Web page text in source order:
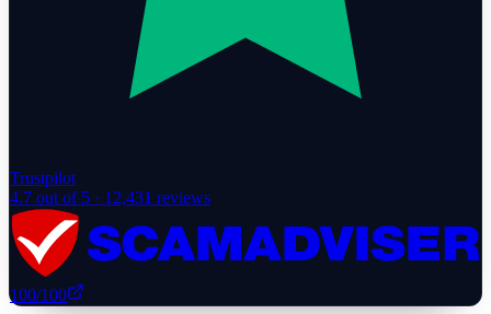
Trustpilot
4.7 out of 5 · 12,431 reviews
100/100